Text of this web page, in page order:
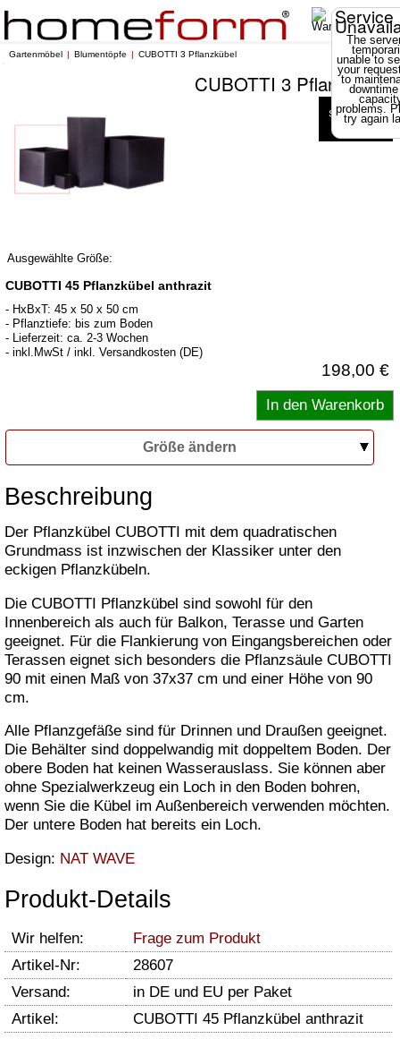
Service
The
unable to
your
to
problems.
try again
Gartenmöbel Blumentöpfe CUBOTTI 3 Pflanzkübel
CUBOTTI 3 Pflanzkübel
Ausgewählte Größe:
CUBOTTI 45 Pflanzkübel anthrazit
- HxBxT: 45 x 50 x 50 cm
- Pflanztiefe: bis zum Boden
- Lieferzeit: ca. 2-3 Wochen
- inkl.MwSt / inkl. Versandkosten (DE)
198,00 €
Größe ändern
Beschreibung
Der Pflanzkübel CUBOTTI mit dem quadratischen
Grundmass ist inzwischen der Klassiker unter den
eckigen Pflanzkübeln.
Die CUBOTTI Pflanzkübel sind sowohl für den
Innenbereich als auch für Balkon, Terasse und Garten
geeignet. Für die Flankierung von Eingangsbereichen oder
Terassen eignet sich besonders die Pflanzsäule CUBOTTI
90 mit einen Maß von 37x37 cm und einer Höhe von 90
cm.
Alle Pflanzgefäße sind für Drinnen und Draußen geeignet.
Die Behälter sind doppelwandig mit doppeltem Boden. Der
obere Boden hat keinen Wasserauslass. Sie können aber
ohne Spezialwerkzeug ein Loch in den Boden bohren,
wenn Sie die Kübel im Außenbereich verwenden möchten.
Der untere Boden hat bereits ein Loch.
Design: NAT WAVE
Produkt-Details
Wir helfen:
Frage zum Produkt
Artikel-Nr:
28607
Versand:
in DE und EU per Paket
Artikel:
CUBOTTI 45 Pflanzkübel anthrazit